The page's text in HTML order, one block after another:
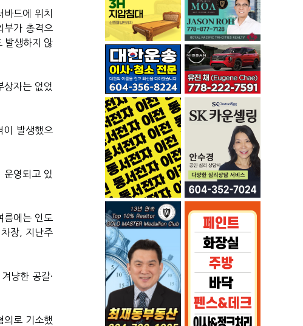
드에 위치
부가 총격으
발생하지 않
상자는 없었
이 발생했으
운영되고 있
름에는 인도
장
지난주
냥한 공갈·
의로 기소했